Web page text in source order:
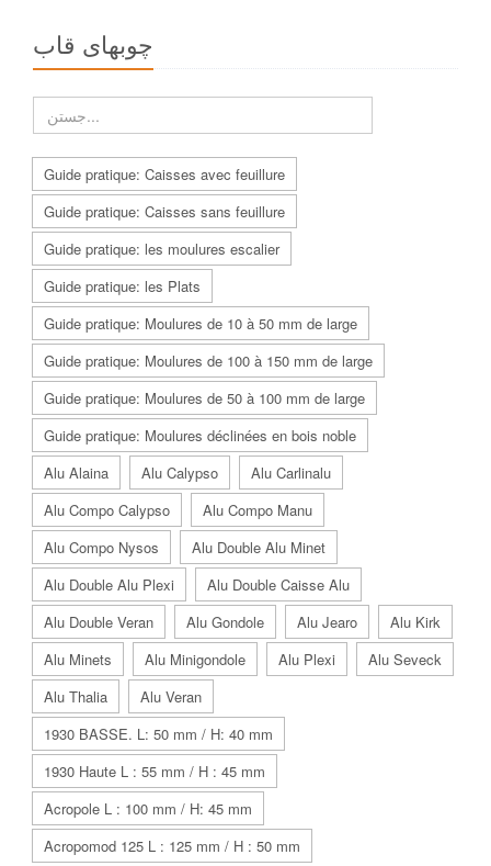
چوبهاى قاب
Guide pratique: Caisses avec feuillure
Guide pratique: Caisses sans feuillure
Guide pratique: les moulures escalier
Guide pratique: les Plats
Guide pratique: Moulures de 10 à 50 mm de large
Guide pratique: Moulures de 100 à 150 mm de large
Guide pratique: Moulures de 50 à 100 mm de large
Guide pratique: Moulures déclinées en bois noble
Alu Alaina
Alu Calypso
Alu Carlinalu
Alu Compo Calypso
Alu Compo Manu
Alu Compo Nysos
Alu Double Alu Minet
Alu Double Alu Plexi
Alu Double Caisse Alu
Alu Double Veran
Alu Gondole Alu Jearo
Alu Kirk
Alu Minets
Alu Minigondole Alu Plexi
Alu Seveck
Alu Thalia
Alu Veran
1930 BASSE. L: 50 mm / H: 40 mm
1930 Haute L : 55 mm / H : 45 mm
Acropole L : 100 mm / H: 45 mm
Acropomod 125 L : 125 mm / H : 50 mm